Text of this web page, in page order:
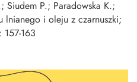
Siudem P.; Paradowska K.;
lnianego i oleju z czarnuszki;
163